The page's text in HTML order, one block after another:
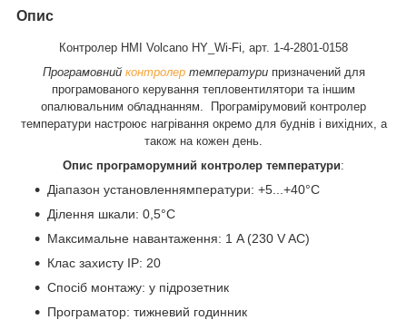
Опис
Контролер HMI Volcano HY_Wi-Fi, арт. 1-4-2801-0158
Програмовний контролертемператури призначений для
програмованого керування тепловентилятори та іншим
опалювальним обладнанням. Програмірумовий контролер
температури настроює нагрівання окремо для буднів і вихідних, а
також на кожен день.
Опис програморумний контролер температури:
Діапазон установленнямператури: +5...+40°C
Ділення шкали: 0,5°C
Максимальне навантаження: 1 A (230 V AC)
Клас захисту IP: 20
Спосіб монтажу: у підрозетник
Програматор: тижневий годинник